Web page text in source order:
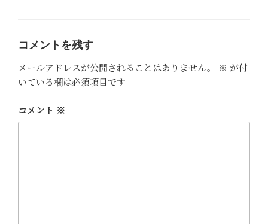
コメントを残す
メールアドレスが公開されることはありません。 ※ が付
いている欄は必須項目です
コメント ※